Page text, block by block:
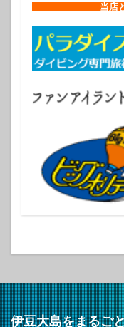
当店
伊豆大島をまるご